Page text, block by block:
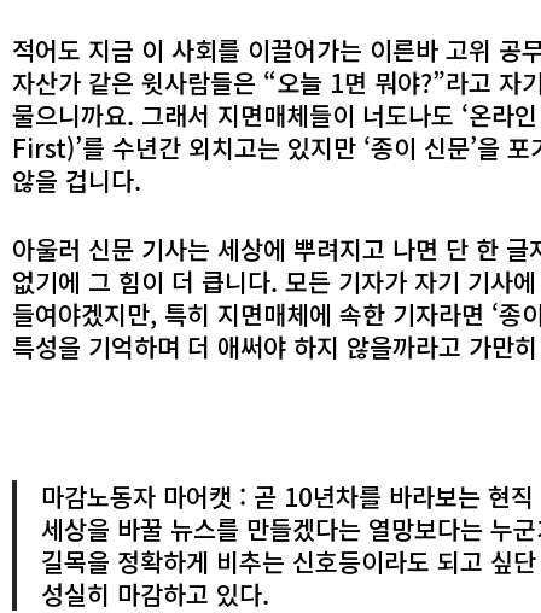
적어도 지금 이 사회를 이끌어가는 이른바 고위 공
자산가 같은 윗사람들은 “오늘 1면 뭐야?”라고 자
물으니까요. 그래서 지면매체들이 너도나도 ‘온라
First)’를 수년간 외치고는 있지만 ‘종이 신문’을
않을 겁니다.
아울러 신문 기사는 세상에 뿌려지고 나면 단 한 글
없기에 그 힘이 더 큽니다. 모든 기자가 자기 기사
들여야겠지만, 특히 지면매체에 속한 기자라면 ‘종
특성을 기억하며 더 애써야 하지 않을까라고 가만
마감노동자 마어캣 : 곧 10년차를 바라보는 현
세상을 바꿀 뉴스를 만들겠다는 열망보다는 누
길목을 정확하게 비추는 신호등이라도 되고 싶
성실히 마감하고 있다.